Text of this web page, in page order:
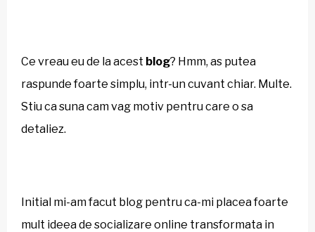
Ce vreau eu de la acest blog? Hmm, as putea
raspunde foarte simplu, intr-un cuvant chiar. Multe.
Stiu ca suna cam vag motiv pentru care o sa
detaliez.
Initial mi-am facut blog pentru ca-mi placea foarte
mult ideea de socializare online transformata in